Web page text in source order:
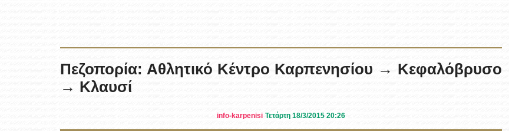
Πεζοπορία: Αθλητικό Κέντρο Καρπενησίου → Κεφαλόβρυσο
→ Κλαυσί
info-karpenisi Τετάρτη 18/3/2015 20:26